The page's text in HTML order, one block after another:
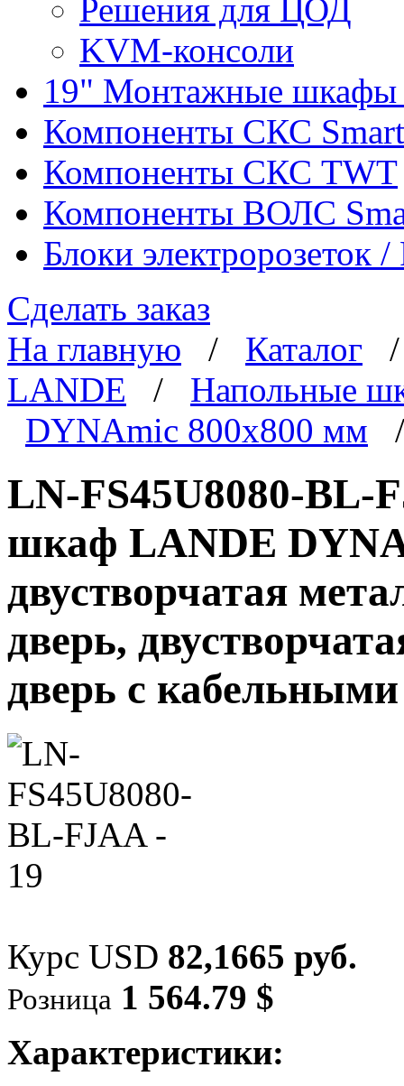
Решения для ЦОД
KVM-консоли
19" Монтажные шкафы
Компоненты СКС
Компоненты СКС TWT
Компоненты ВОЛС
Блоки электророзеток
Сделать заказ
На главную / Каталог
LANDE / Напольные
DYNAmic 800x800 мм
LN-FS45U8080-BL-
шкаф LANDE
двустворчатая
дверь,
дверь с
Курс USD 82,1665 руб.
Розница 1 564.79 $
Характеристики: